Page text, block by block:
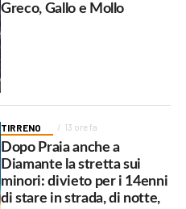
Greco, Gallo e Mollo
TIRRENO 13 ore fa
Dopo Praia anche a
Diamante la stretta sui
minori: divieto per i 14enni
di stare in strada, di notte,